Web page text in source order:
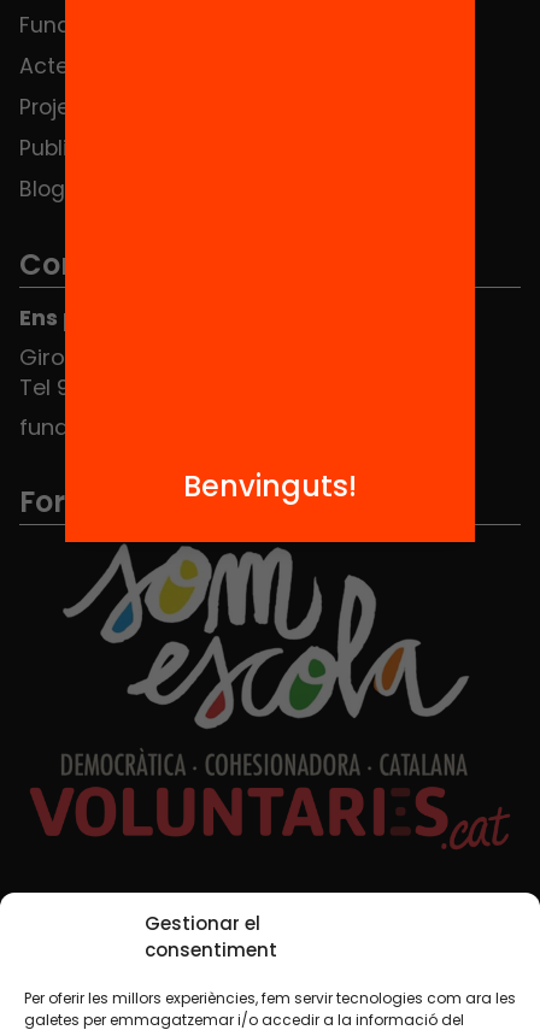
Gestionar el
consentiment
Per oferir les millors experiències, fem servir tecnologies com ara les
galetes per emmagatzemar i/o accedir a la informació del
Fundació
Actes
Projectes
Publicacions i vídeos
Blog
Contacte
Ens pots trobar al Hub Social
Girona 34, interior 08010 Barcelona
Tel 934 588 700
fundacio@equitat.org
Formem part de...
Xarxes Socials
TWT YTB IG FB IN
Benvinguts!